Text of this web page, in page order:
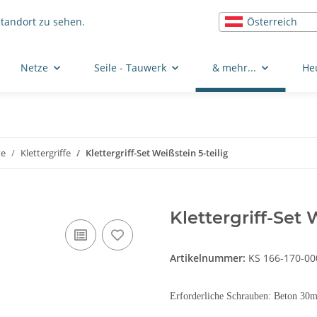
zu sehen. Österreich
Netze Seile - Tauwerk & mehr...
Klettergriffe Klettergriff-Set Weißstein 5-teilig
Klettergriff-Set
Artikelnummer: KS 166-170-
Erforderliche Schrauben: Beton